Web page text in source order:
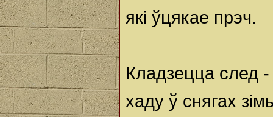
які ўцякае прэч.
Кладзецца след
хаду ў снягах